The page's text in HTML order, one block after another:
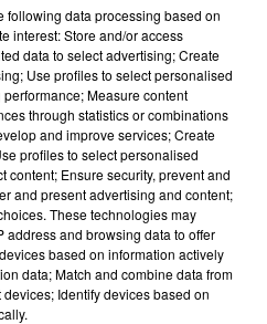
BLOQUE LA
ARDENNES
déclaré ce mercredi en
following data processing based on
interest: Store and/or access
data to select advertising; Create
Use profiles to select personalised
Measure content
through statistics or combinations
and improve services; Create
profiles to select personalised
content; Ensure security, prevent and
and present advertising and content;
These technologies may
address and browsing data to offer
based on information actively
data; Match and combine data from
Identify devices based on